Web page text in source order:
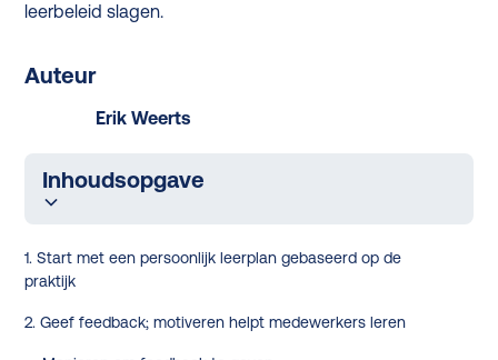
leerbeleid slagen.
Auteur
Erik Weerts
Inhoudsopgave
1. Start met een persoonlijk leerplan gebaseerd op de
praktijk
2. Geef feedback; motiveren helpt medewerkers leren